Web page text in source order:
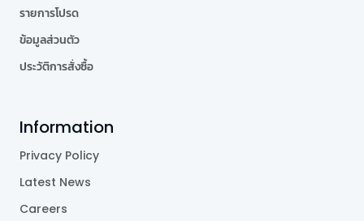
รายการโปรด
ข้อมูลส่วนตัว
ประวัติการสั่งซื้อ
Information
Privacy Policy
Latest News
Careers